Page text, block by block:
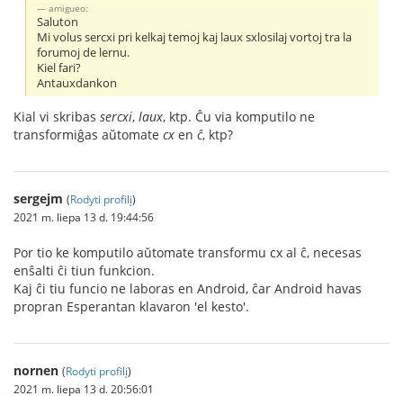
amigueo:
Saluton
Mi volus sercxi pri kelkaj temoj kaj laux sxlosilaj vortoj tra la
forumoj de lernu.
Kiel fari?
Antauxdankon
Kial vi skribas sercxi, laux, ktp. Ĉu via komputilo ne
transformiĝas aŭtomate cx en ĉ, ktp?
sergejm (Rodyti profilį)
2021 m. liepa 13 d. 19:44:56
Por tio ke komputilo aŭtomate transformu cx al ĉ, necesas
enŝalti ĉi tiun funkcion.
Kaj ĉi tiu funcio ne laboras en Android, ĉar Android havas
propran Esperantan klavaron 'el kesto'.
nornen (Rodyti profilį)
2021 m. liepa 13 d. 20:56:01